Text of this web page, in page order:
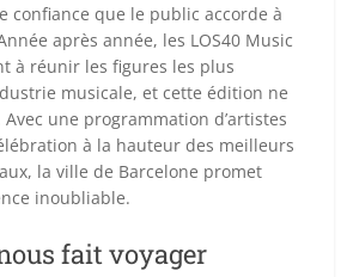
confiance que le public accorde à
après année, les LOS40 Music
à réunir les figures les plus
musicale, et cette édition ne
une programmation d’artistes
à la hauteur des meilleurs
la ville de Barcelone promet
inoubliable.
fait voyager